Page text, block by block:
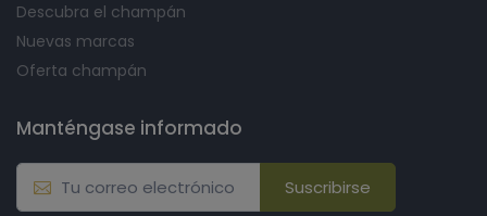
Descubra el champán
Nuevas marcas
Oferta champán
Manténgase informado
Suscribirse